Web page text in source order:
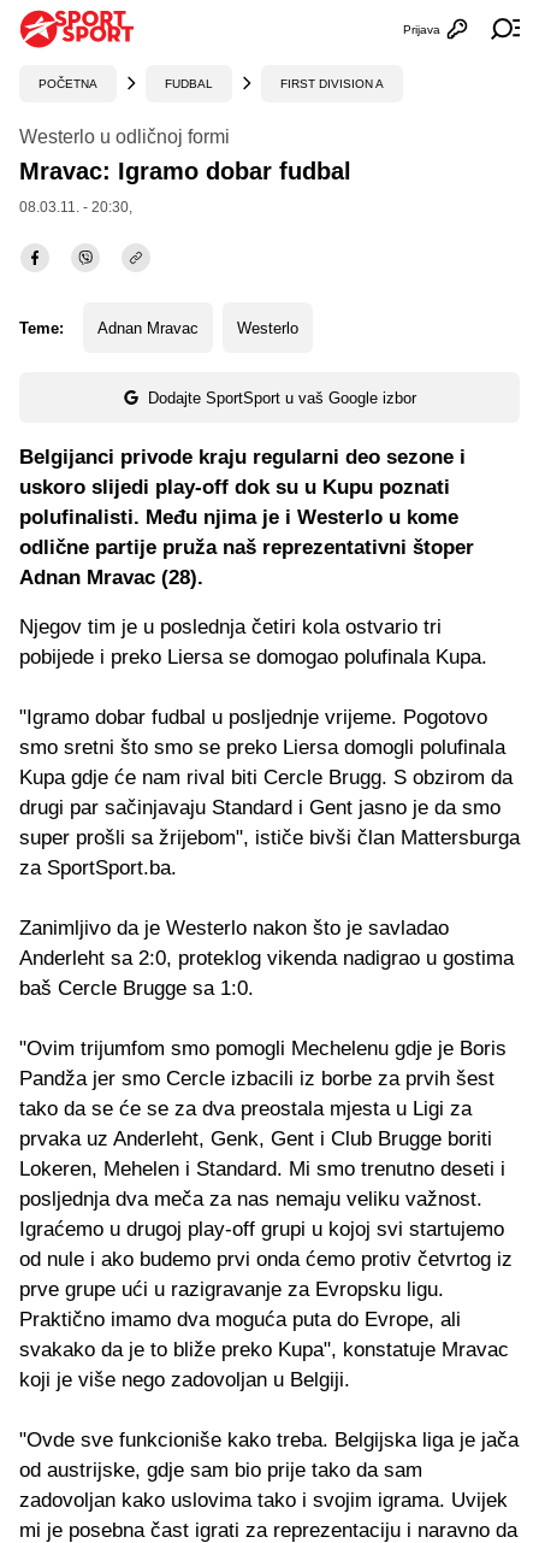
Otvori
Prijava
POČETNA FUDBAL FIRST DIVISION A
Westerlo u odličnoj formi
Mravac: Igramo dobar fudbal
08.03.11. - 20:30,
Teme: Adnan Mravac Westerlo
Dodajte SportSport u vaš Google izbor
Belgijanci privode kraju regularni deo sezone i
uskoro slijedi play-off dok su u Kupu poznati
polufinalisti. Među njima je i Westerlo u kome
odlične partije pruža naš reprezentativni štoper
Adnan Mravac (28).
Njegov tim je u poslednja četiri kola ostvario tri
pobijede i preko Liersa se domogao polufinala Kupa.
"Igramo dobar fudbal u posljednje vrijeme. Pogotovo
smo sretni što smo se preko Liersa domogli polufinala
Kupa gdje će nam rival biti Cercle Brugg. S obzirom da
drugi par sačinjavaju Standard i Gent jasno je da smo
super prošli sa žrijebom", ističe bivši član Mattersburga
za SportSport.ba.
Zanimljivo da je Westerlo nakon što je savladao
Anderleht sa 2:0, proteklog vikenda nadigrao u gostima
baš Cercle Brugge sa 1:0.
"Ovim trijumfom smo pomogli Mechelenu gdje je Boris
Pandža jer smo Cercle izbacili iz borbe za prvih šest
tako da se će se za dva preostala mjesta u Ligi za
prvaka uz Anderleht, Genk, Gent i Club Brugge boriti
Lokeren, Mehelen i Standard. Mi smo trenutno deseti i
posljednja dva meča za nas nemaju veliku važnost.
Igraćemo u drugoj play-off grupi u kojoj svi startujemo
od nule i ako budemo prvi onda ćemo protiv četvrtog iz
prve grupe ući u razigravanje za Evropsku ligu.
Praktično imamo dva moguća puta do Evrope, ali
svakako da je to bliže preko Kupa", konstatuje Mravac
koji je više nego zadovoljan u Belgiji.
"Ovde sve funkcioniše kako treba. Belgijska liga je jača
od austrijske, gdje sam bio prije tako da sam
zadovoljan kako uslovima tako i svojim igrama. Uvijek
mi je posebna čast igrati za reprezentaciju i naravno da